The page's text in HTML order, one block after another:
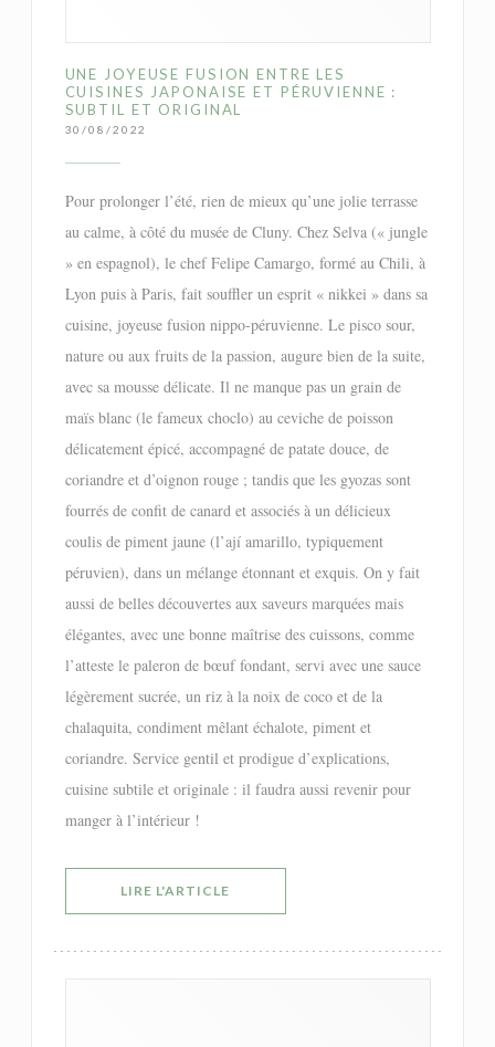
UNE JOYEUSE FUSION ENTRE LES
CUISINES JAPONAISE ET PÉRUVIENNE :
SUBTIL ET ORIGINAL
30/08/2022
Pour prolonger l’été, rien de mieux qu’une jolie terrasse
au calme, à côté du musée de Cluny. Chez Selva (« jungle
» en espagnol), le chef Felipe Camargo, formé au Chili, à
Lyon puis à Paris, fait souffler un esprit « nikkei » dans sa
cuisine, joyeuse fusion nippo-péruvienne. Le pisco sour,
nature ou aux fruits de la passion, augure bien de la suite,
avec sa mousse délicate. Il ne manque pas un grain de
maïs blanc (le fameux choclo) au ceviche de poisson
délicatement épicé, accompagné de patate douce, de
coriandre et d’oignon rouge ; tandis que les gyozas sont
fourrés de confit de canard et associés à un délicieux
coulis de piment jaune (l’ají amarillo, typiquement
péruvien), dans un mélange étonnant et exquis. On y fait
aussi de belles découvertes aux saveurs marquées mais
élégantes, avec une bonne maîtrise des cuissons, comme
l’atteste le paleron de bœuf fondant, servi avec une sauce
légèrement sucrée, un riz à la noix de coco et de la
chalaquita, condiment mêlant échalote, piment et
coriandre. Service gentil et prodigue d’explications,
cuisine subtile et originale : il faudra aussi revenir pour
manger à l’intérieur !
LIRE L'ARTICLE